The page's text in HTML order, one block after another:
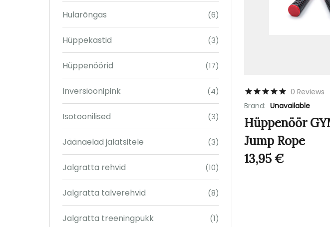
Hularõngas (6)
Hüppekastid (3)
Hüppenöörid (17)
Inversioonipink (4)
Isotoonilised (3)
Jäänaelad jalatsitele (3)
Jalgratta rehvid (10)
Jalgratta talverehvid (8)
Jalgratta treeningpukk (1)
0 Reviews
Brand: Unavailable
Hüppenöör
Jump Rope
13,95€